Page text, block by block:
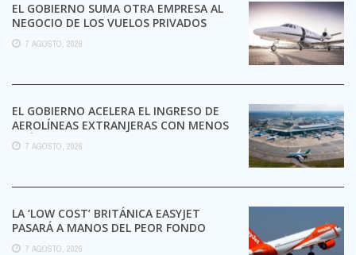
EL GOBIERNO SUMA OTRA EMPRESA AL
NEGOCIO DE LOS VUELOS PRIVADOS
7 AGOSTO, 2026
EL GOBIERNO ACELERA EL INGRESO DE
AEROLÍNEAS EXTRANJERAS CON MENOS
TRÁMITES
7 AGOSTO, 2026
LA ‘LOW COST’ BRITÁNICA EASYJET
PASARÁ A MANOS DEL PEOR FONDO
POSIBLE:
7 AGOSTO, 2026